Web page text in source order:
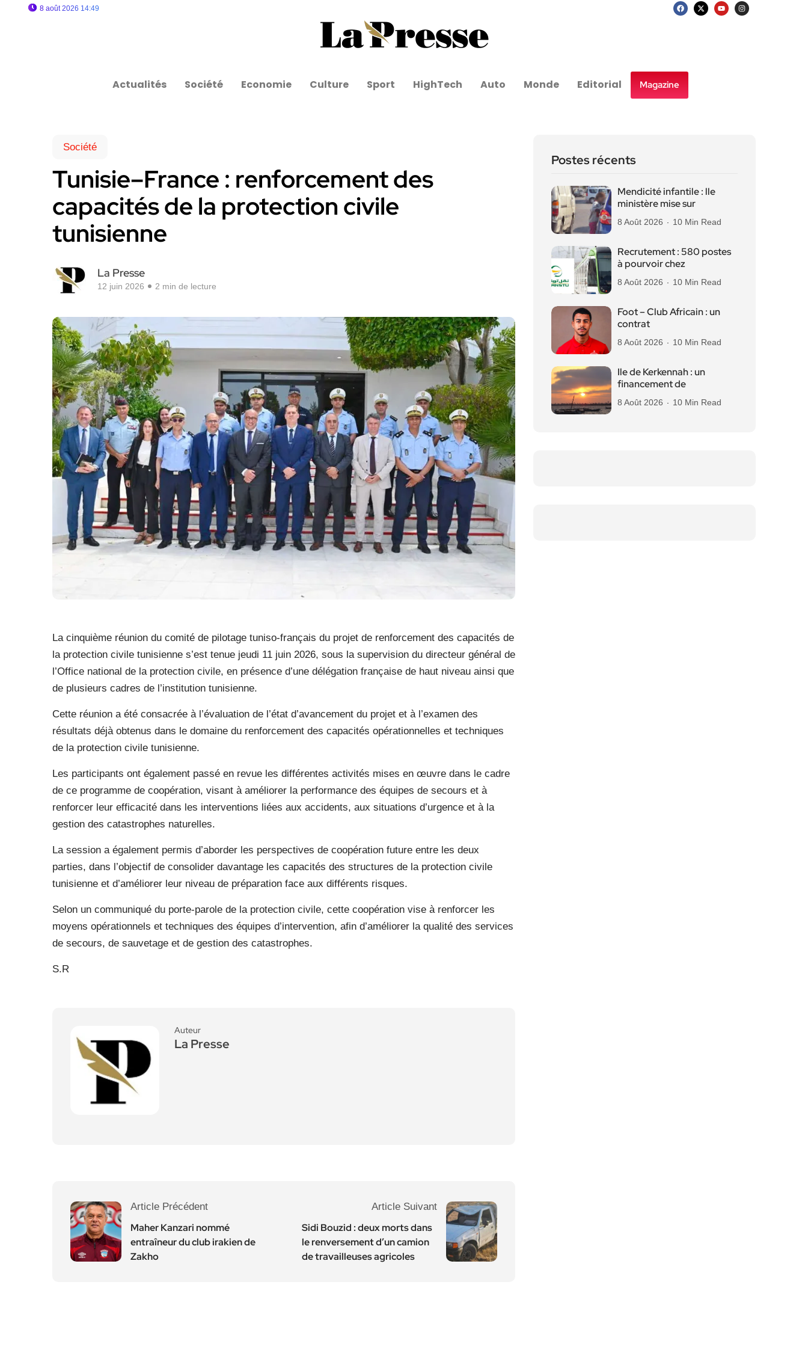
8 août 2026 14:49
Actualités Société Economie Culture Sport HighTech Auto Monde Editorial Magazine
Société
Tunisie–France : renforcement des
capacités de la protection civile
tunisienne
La Presse
12 juin 2026 2 min de lecture
La cinquième réunion du comité de pilotage tuniso-français du projet de renforcement des capacités de
la protection civile tunisienne s’est tenue jeudi 11 juin 2026, sous la supervision du directeur général de
l’Office national de la protection civile, en présence d’une délégation française de haut niveau ainsi que
de plusieurs cadres de l’institution tunisienne.
Cette réunion a été consacrée à l’évaluation de l’état d’avancement du projet et à l’examen des
résultats déjà obtenus dans le domaine du renforcement des capacités opérationnelles et techniques
de la protection civile tunisienne.
Les participants ont également passé en revue les différentes activités mises en œuvre dans le cadre
de ce programme de coopération, visant à améliorer la performance des équipes de secours et à
renforcer leur efficacité dans les interventions liées aux accidents, aux situations d’urgence et à la
gestion des catastrophes naturelles.
La session a également permis d’aborder les perspectives de coopération future entre les deux
parties, dans l’objectif de consolider davantage les capacités des structures de la protection civile
tunisienne et d’améliorer leur niveau de préparation face aux différents risques.
Selon un communiqué du porte-parole de la protection civile, cette coopération vise à renforcer les
moyens opérationnels et techniques des équipes d’intervention, afin d’améliorer la qualité des services
de secours, de sauvetage et de gestion des catastrophes.
S.R
Auteur
La Presse
Article Précédent
Maher Kanzari nommé
entraîneur du club irakien de
Zakho
Article Suivant
Sidi Bouzid : deux morts dans
le renversement d’un camion
de travailleuses agricoles
Postes récents
Mendicité infantile : lle
ministère mise sur
8 Août 2026 10 Min Read
Recrutement : 580 postes
à pourvoir chez
8 Août 2026 10 Min Read
Foot – Club Africain : un
contrat
8 Août 2026 10 Min Read
Ile de Kerkennah : un
financement de
8 Août 2026 10 Min Read